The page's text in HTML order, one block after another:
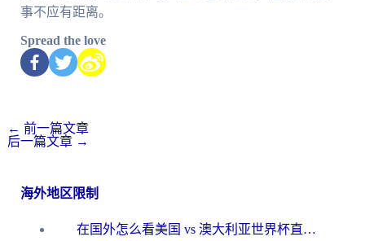
事不应有距离。
Spread the love
← 前一篇文章
后一篇文章 →
海外地区限制
在国外怎么看美国 vs 澳大利亚世界杯直播？海外党必藏的中文解说观赛指南